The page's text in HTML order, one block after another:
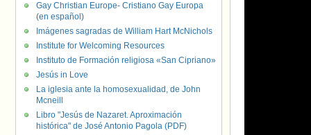
Gay Christian Europe- Cristiano Gay Europa
(en español)
Imágenes sagradas de William Hart McNichols
Institute for Welcoming Resources
Instituto de Formación religiosa «San Cipriano»
Jesús in Love
La iglesia ante la homosexualidad, de John
Mcneill
Libro "Jesús de Nazaret. Aproximación
histórica" de José Antonio Pagola (PDF)